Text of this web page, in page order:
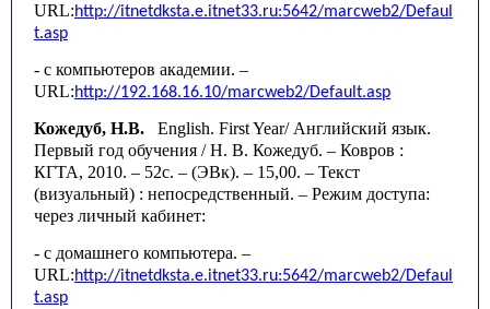
URL:http://itnetdksta.e.itnet33.ru:5642/marcweb2/Defaul
t.asp
- с компьютеров академии. –
URL:http://192.168.16.10/marcweb2/Default.asp
Кожедуб, Н.В. English. FirstYear/ Английский язык.
Первый год обучения / Н. В. Кожедуб. – Ковров :
КГТА, 2010. – 52с. – (ЭВк). – 15,00. – Текст
(визуальный) : непосредственный. – Режим доступа:
через личный кабинет:
- с домашнего компьютера. –
URL:http://itnetdksta.e.itnet33.ru:5642/marcweb2/Defaul
t.asp